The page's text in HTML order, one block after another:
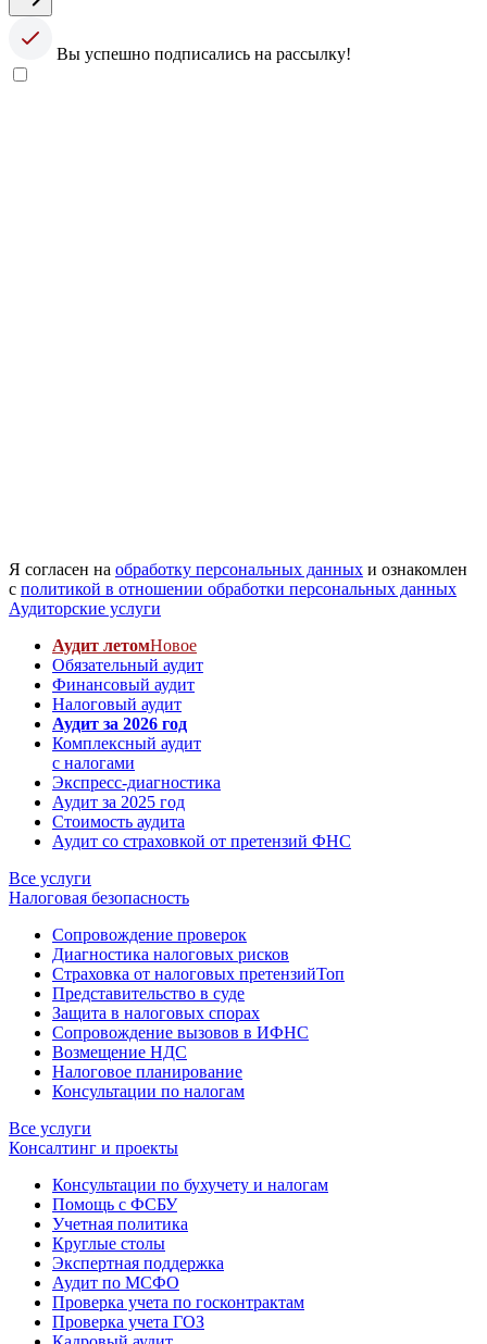
Вы успешно подписались на рассылку!
Я согласен на обработку персональных данных и ознакомлен
с политикой в отношении обработки персональных данных
Аудиторские услуги
Аудит летомНовое
Обязательный аудит
Финансовый аудит
Налоговый аудит
Аудит за 2026 год
Комплексный аудит
с налогами
Экспресс-диагностика
Аудит за 2025 год
Стоимость аудита
Аудит со страховкой от претензий ФНС
Все услуги
Налоговая безопасность
Сопровождение проверок
Диагностика налоговых рисков
Страховка от налоговых претензийТоп
Представительство в суде
Защита в налоговых спорах
Сопровождение вызовов в ИФНС
Возмещение НДС
Налоговое планирование
Консультации по налогам
Все услуги
Консалтинг и проекты
Консультации по бухучету и налогам
Помощь с ФСБУ
Учетная политика
Круглые столы
Экспертная поддержка
Аудит по МСФО
Проверка учета по госконтрактам
Проверка учета ГОЗ